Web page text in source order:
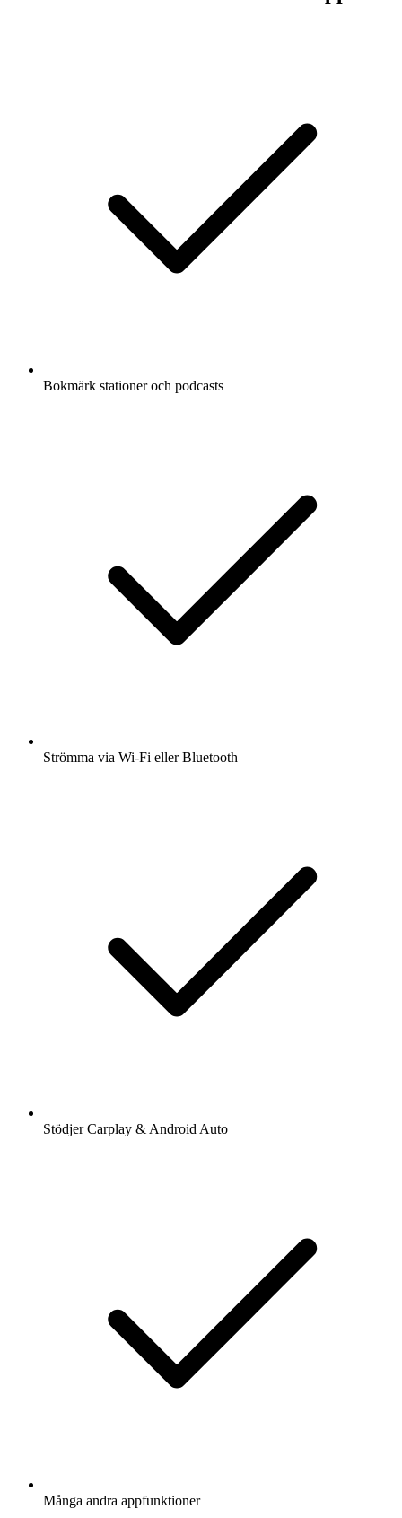
Bokmärk stationer och podcasts
Strömma via Wi-Fi eller Bluetooth
Stödjer Carplay & Android Auto
Många andra appfunktioner